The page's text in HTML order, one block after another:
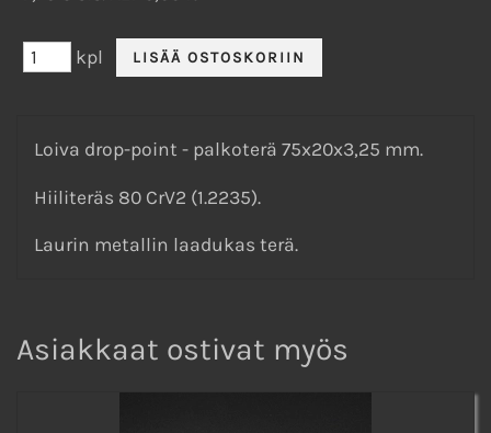
kpl
Loiva drop-point - palkoterä 75x20x3,25 mm.
Hiiliteräs 80 CrV2 (1.2235).
Laurin metallin laadukas terä.
Asiakkaat ostivat myös